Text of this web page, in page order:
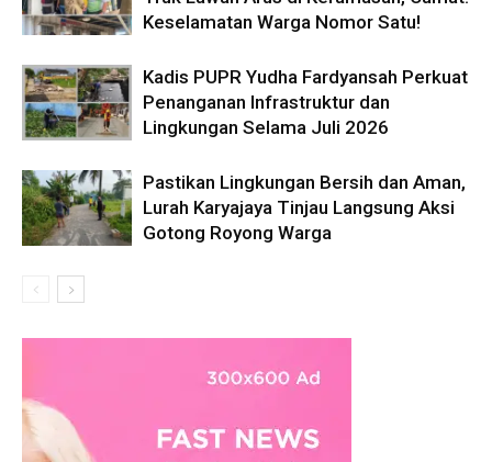
Keselamatan Warga Nomor Satu!
Kadis PUPR Yudha Fardyansah Perkuat
Penanganan Infrastruktur dan
Lingkungan Selama Juli 2026
Pastikan Lingkungan Bersih dan Aman,
Lurah Karyajaya Tinjau Langsung Aksi
Gotong Royong Warga